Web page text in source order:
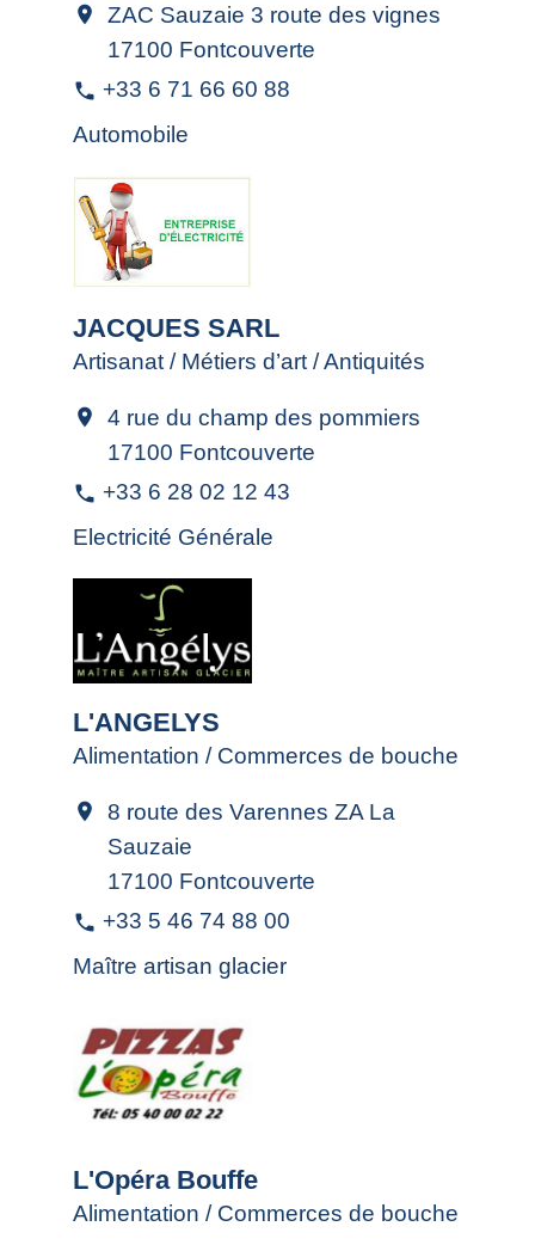
location_on
ZAC Sauzaie 3 route des vignes
17100 Fontcouverte
phone +33 6 71 66 60 88
Automobile
JACQUES SARL
Artisanat / Métiers d’art / Antiquités
location_on
4 rue du champ des pommiers
17100 Fontcouverte
phone +33 6 28 02 12 43
Electricité Générale
L'ANGELYS
Alimentation / Commerces de bouche
location_on
8 route des Varennes ZA La
Sauzaie
17100 Fontcouverte
phone +33 5 46 74 88 00
Maître artisan glacier
L'Opéra Bouffe
Alimentation / Commerces de bouche